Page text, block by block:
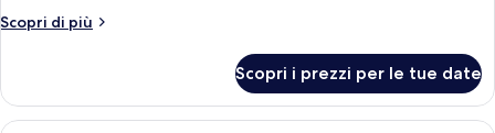
Scopri di più
Altri
Deluxe
(Tropical)
Scopri i prezzi per le tue date
Una camera d'albergo moderna con